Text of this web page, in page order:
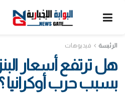
الرئيسة فيديوهات
هل ترتفع أسعار
بسبب حرب أوكرانيا